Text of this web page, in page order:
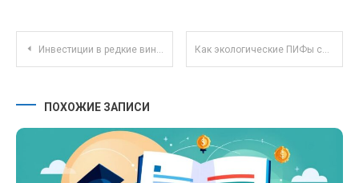
Навигация по записям
Инвестиции в редкие винтажные автомобили: стабильный доход и увеличение стоимости со временем Как экологические ПИФы способствуют устойчивому инвестированию и защите окружающей среды?
ПОХОЖИЕ ЗАПИСИ